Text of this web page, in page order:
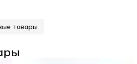
товары